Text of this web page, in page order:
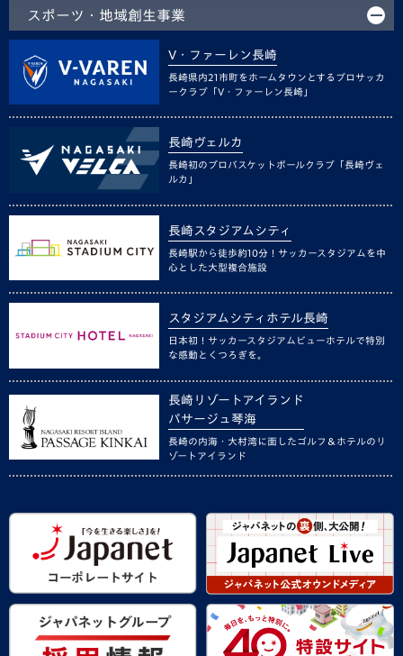
スポーツ・地域創生事業
V・ファーレン長崎
長崎県内21市町をホームタウンとするプロサッカ
ークラブ「V・ファーレン長崎」
長崎ヴェルカ
長崎初のプロバスケットボールクラブ「長崎ヴェ
ルカ」
長崎スタジアムシティ
長崎駅から徒歩約10分！サッカースタジアムを中
心とした大型複合施設
スタジアムシティホテル長崎
日本初！サッカースタジアムビューホテルで特別
な感動とくつろぎを。
長崎リゾートアイランド
パサージュ琴海
長崎の内海・大村湾に面したゴルフ＆ホテルのリ
ゾートアイランド